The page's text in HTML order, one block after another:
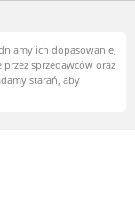
ich dopasowanie,
sprzedawców oraz
starań, aby